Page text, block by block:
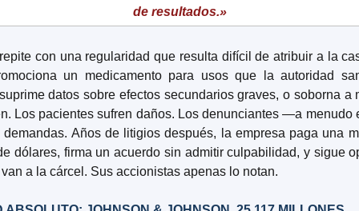
de resultados.»
con una regularidad que resulta difícil de atribuir a la
un medicamento para usos que la autoridad
datos sobre efectos secundarios graves, o soborna a
Los pacientes sufren daños. Los denunciantes —a menudo
Años de litigios después, la empresa paga una
dólares, firma un acuerdo sin admitir culpabilidad, y sigue
a la cárcel. Sus accionistas apenas lo notan.